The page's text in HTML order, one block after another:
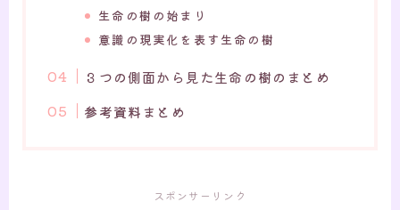
生命の樹の始まり
意識の現実化を表す生命の樹
３つの側面から見た生命の樹のまとめ
参考資料まとめ
スポンサーリンク